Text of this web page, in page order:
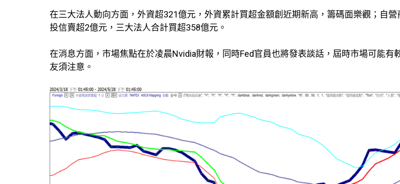
在三大法人動向方面，外資超321億元，外資累計買超金額創近期新高，籌碼面樂觀；自營
投信賣超2億元，三大法人合計買超358億元。
在消息方面，市場焦點在於凌晨Nvidia財報，同時Fed官員也將發表談話，屆時市場可能有
友須注意。